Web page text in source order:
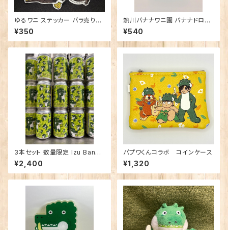
ゆるワニ ステッカー バラ売り＜
雨宮ひかるさんデザイン＞
¥350
熱川バナナワニ園 バナナドロッ
プス※チルド商品との同梱非推
奨
¥540
3本セット 数量限定 Izu Banan
a Pils
¥2,400
パプワくんコラボ コインケース
¥1,320